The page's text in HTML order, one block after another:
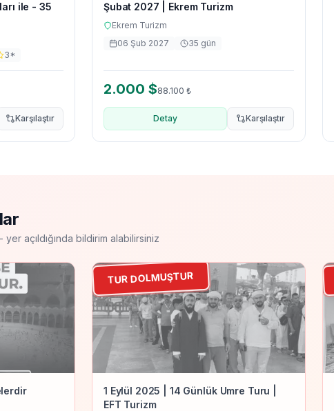
ile - 35
3*
Karşılaştır
Şubat 2027 | Ekrem Turizm
Ekrem Turizm
06 Şub 2027
35 gün
2.000 $88.100 ₺
Detay Karşılaştır
açıldığında bildirim alabilirsiniz
TUR DOLMUŞTUR
Ekonomik Umre
1 Eylül 2025 | 14 Günlük Umre Turu |
EFT Turizm